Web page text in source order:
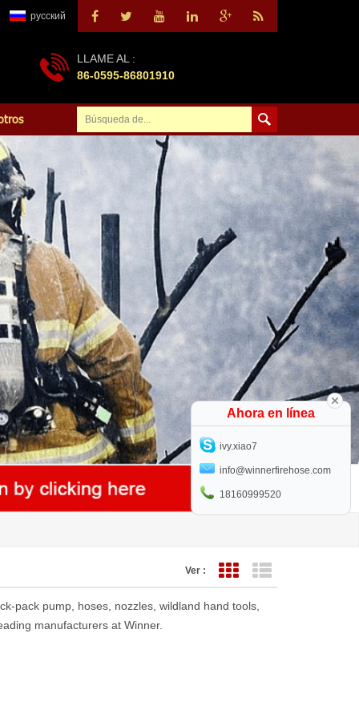
русский
LLAME AL :
86-0595-86801910
Ver : Vista de cuadrícula
pack pump, hoses, nozzles, wildland hand tools,
manufacturers at Winner.
Ahora en línea
ivy.xiao7
info@winnerfirehose.com
18160999520